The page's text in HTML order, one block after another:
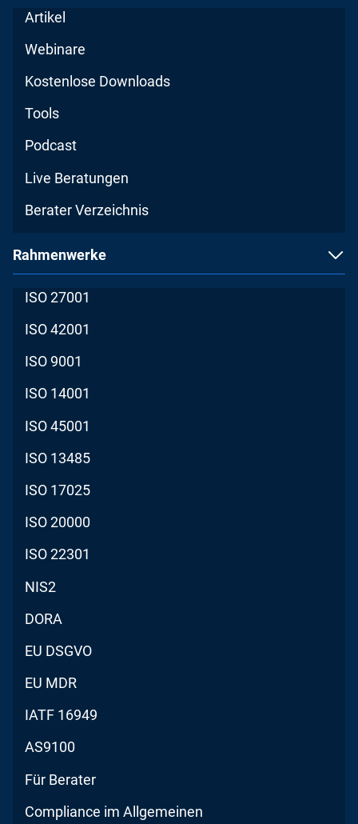
Artikel
Webinare
Kostenlose Downloads
Tools
Podcast
Live Beratungen
Berater Verzeichnis
Rahmenwerke
ISO 27001
ISO 42001
ISO 9001
ISO 14001
ISO 45001
ISO 13485
ISO 17025
ISO 20000
ISO 22301
NIS2
DORA
EU DSGVO
EU MDR
IATF 16949
AS9100
Für Berater
Compliance im Allgemeinen